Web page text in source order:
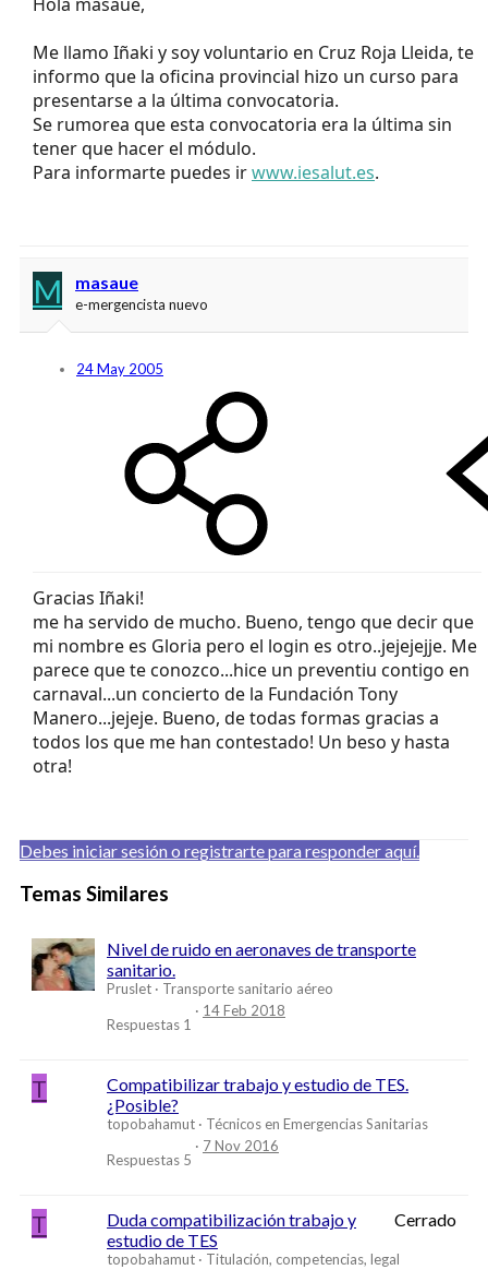
Me llamo Iñaki y soy voluntario en Cruz Roja Lleida, te
informo que la oficina provincial hizo un curso para
presentarse a la última convocatoria.
Se rumorea que esta convocatoria era la última sin
tener que hacer el módulo.
Para informarte puedes irwww.iesalut.es.
M masaue
e-mergencista nuevo
24 May 2005
Gracias Iñaki!
me ha servido de mucho. Bueno, tengo que decir que
mi nombre es Gloria pero el login es otro..jejejejje. Me
parece que te conozco...hice un preventiu contigo en
carnaval...un concierto de la Fundación Tony
Manero...jejeje. Bueno, de todas formas gracias a
todos los que me han contestado! Un beso y hasta
otra!
Debes iniciar sesión o registrarte para responder aquí.
Temas Similares
Nivel de ruido en aeronaves de transporte
sanitario.
Pruslet Transporte sanitario aéreo
Respuestas 1
14 Feb 2018
T
Compatibilizar trabajo y estudio de TES.
¿Posible?
topobahamut Técnicos en Emergencias Sanitarias
Respuestas 5
7 Nov 2016
T Cerrado
Duda compatibilización trabajo y
estudio de TES
topobahamut Titulación, competencias, legal